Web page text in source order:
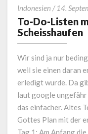
Indonesien / 14.
To-Do-Listen
Scheisshaufen
Wir sind ja nur
weil sie einen daran
erledigt wurde. Da
laut google
das einfacher. Altes
Gottes Plan mit der
Tag 1: Am Anfang